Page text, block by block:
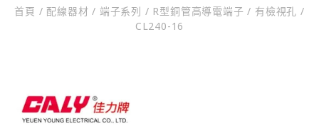
首頁 / 配線器材/ 端子系列 / R型銅管高導電端子/ 有檢視孔/
CL240-16